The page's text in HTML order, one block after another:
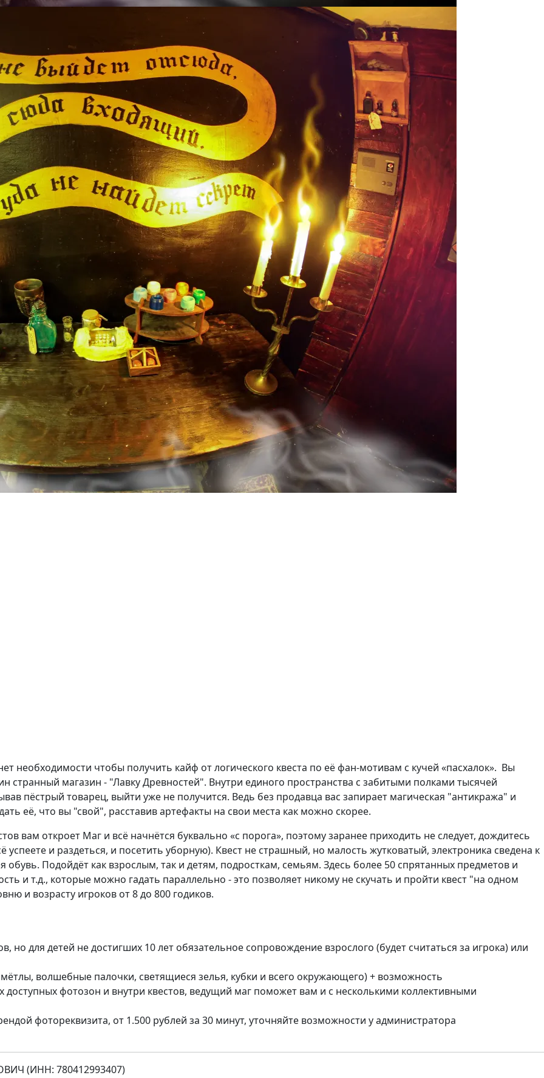
необходимости чтобы получить кайф от логического квеста по её фан-мотивам с кучей «пасхалок». Вы
странный магазин - "Лавку Древностей". Внутри единого пространства с забитыми полками тысячей
пёстрый товарец, выйти уже не получится. Ведь без продавца вас запирает магическая "антикража" и
её, что вы "свой", расставив артефакты на свои места как можно скорее.
вам откроет Маг и всё начнётся буквально «с порога», поэтому заранее приходить не следует, дождитесь
и раздеться, и посетить уборную). Квест не страшный, но малость жутковатый, электроника сведена к
обувь. Подойдёт как взрослым, так и детям, подросткам, семьям. Здесь более 50 спрятанных предметов и
и т.д., которые можно гадать параллельно - это позволяет никому не скучать и пройти квест "на одном
и возрасту игроков от 8 до 800 годиков.
но для детей не достигших 10 лет обязательное сопровождение взрослого (будет считаться за игрока) или
волшебные палочки, светящиеся зелья, кубки и всего окружающего) + возможность
доступных фотозон и внутри квестов, ведущий маг поможет вам и с несколькими коллективными
фотореквизита, от 1.500 рублей за 30 минут, уточняйте возможности у администратора
(ИНН: 780412993407)